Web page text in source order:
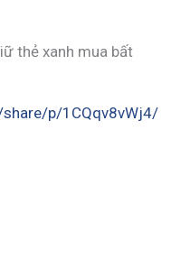
thẻ xanh mua bất
p/1CQqv8vWj4/